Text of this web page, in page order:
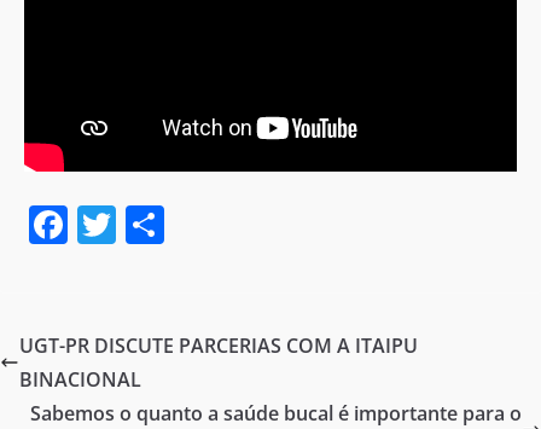
F
e
b
o
T
er e
UGT-PR DISCUTE PARCERIAS COM A ITAIPU
BINACIONAL
Sabemos o quanto a saúde bucal é importante para o